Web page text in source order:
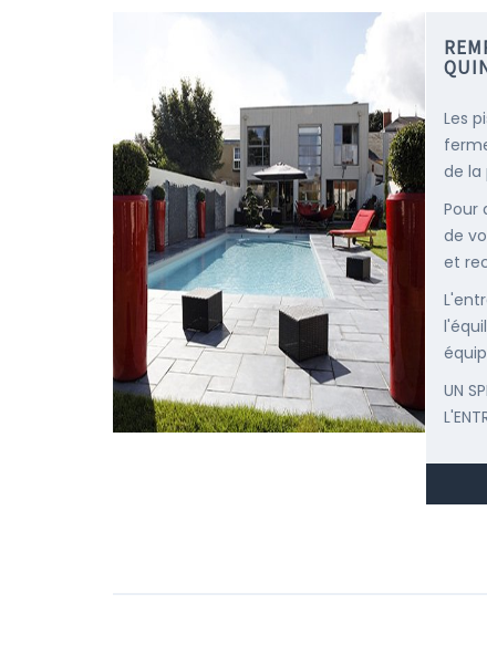
Les
de la
Pour
de
et
UN